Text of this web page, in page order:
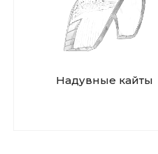
Надувные кайты